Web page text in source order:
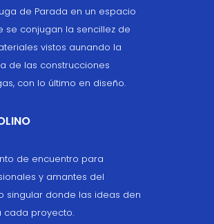
de Parada en un espacio
se conjugan la sencillez de
vistos aunando la
de las construcciones
con lo último en diseño.
de encuentro para
y amantes del
singular donde las ideas den
cada proyecto.